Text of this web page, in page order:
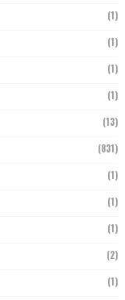
(1)
(1)
(1)
(1)
(13)
(831)
(1)
(1)
(1)
(2)
(1)